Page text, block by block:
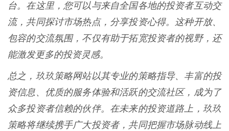
台。在这里，您可以与来自全国各地的投资者互动交
流，共同探讨市场热点，分享投资心得。这种开放、
包容的交流氛围，不仅有助于拓宽投资者的视野，还
能激发更多的投资灵感。
总之，玖玖策略网站以其专业的策略指导、丰富的投
资信息、优质的服务体验和活跃的交流社区，成为了
众多投资者信赖的伙伴。在未来的投资道路上，玖玖
策略将继续携手广大投资者，共同把握市场脉动线上